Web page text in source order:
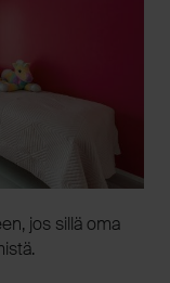
jos sillä oma